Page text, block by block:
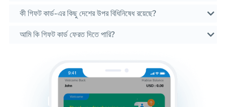
কী গিফট কার্ড-এর কিছু দেশের উপর বিধিনিষেধ রয়েছে?
আমি কি গিফট কার্ড ফেরত দিতে পারি?